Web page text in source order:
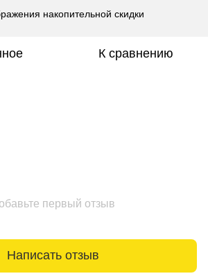
накопительной скидки
К сравнению
первый отзыв
Написать отзыв